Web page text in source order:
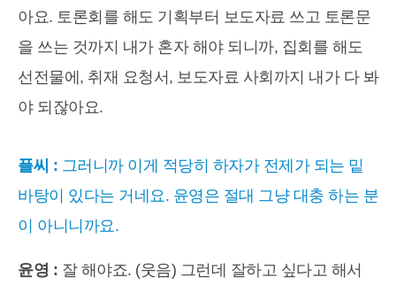
아요. 토론회를 해도 기획부터 보도자료 쓰고 토론문
을 쓰는 것까지 내가 혼자 해야 되니까, 집회를 해도
선전물에, 취재 요청서, 보도자료 사회까지 내가 다 봐
야 되잖아요.
플씨 : 그러니까 이게 적당히 하자가 전제가 되는 밑
바탕이 있다는 거네요. 윤영은 절대 그냥 대충 하는 분
이 아니니까요.
윤영 : 잘 해야죠. (웃음) 그런데 잘하고 싶다고 해서